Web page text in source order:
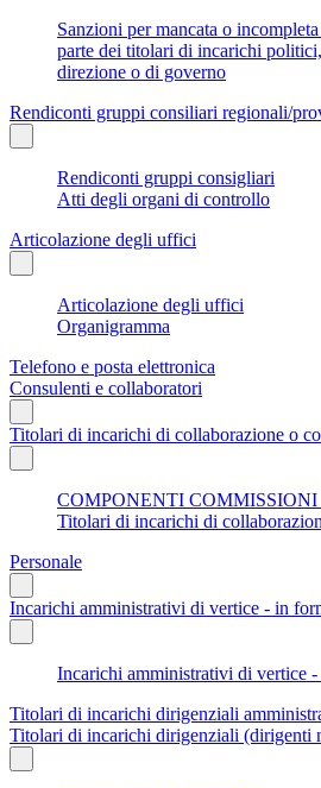
Sanzioni per mancata o
parte dei titolari di incarichi
direzione o di governo
Rendiconti gruppi consiliari regionali/
Rendiconti gruppi consigliari
Atti degli organi di controllo
Articolazione degli uffici
Articolazione degli uffici
Organigramma
Telefono e posta elettronica
Consulenti e collaboratori
Titolari di incarichi di collaborazione o
COMPONENTI COMMISSIONI
Titolari di incarichi di
Personale
Incarichi amministrativi di vertice - in
Incarichi amministrativi di vertice
Titolari di incarichi dirigenziali
Titolari di incarichi dirigenziali (dirigenti